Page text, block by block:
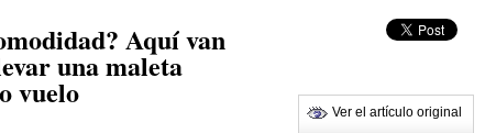
Aquí van
una maleta
vuelo
Ver el artículo original